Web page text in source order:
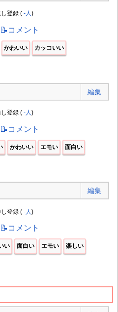
登録 ( -人)
📝コメント
かわいい カッコいい
編集
登録 ( -人 )
📝コメント
かわいい エモい 面白い
編集
登録 ( -人 )
📝コメント
い 面白い エモい 楽しい